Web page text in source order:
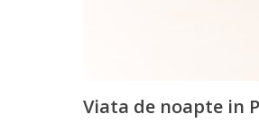
Viata de noapte in